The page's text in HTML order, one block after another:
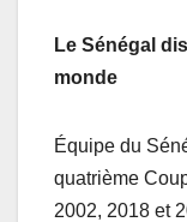
Le Sénégal
monde
Équipe du
quatrième
2002, 2018 et